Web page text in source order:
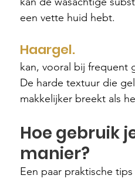
een vette huid hebt.
Haargel.
kan, vooral bij frequent
De harde textuur die
makkelijker breekt als
Hoe gebruik
manier?
Een paar praktische